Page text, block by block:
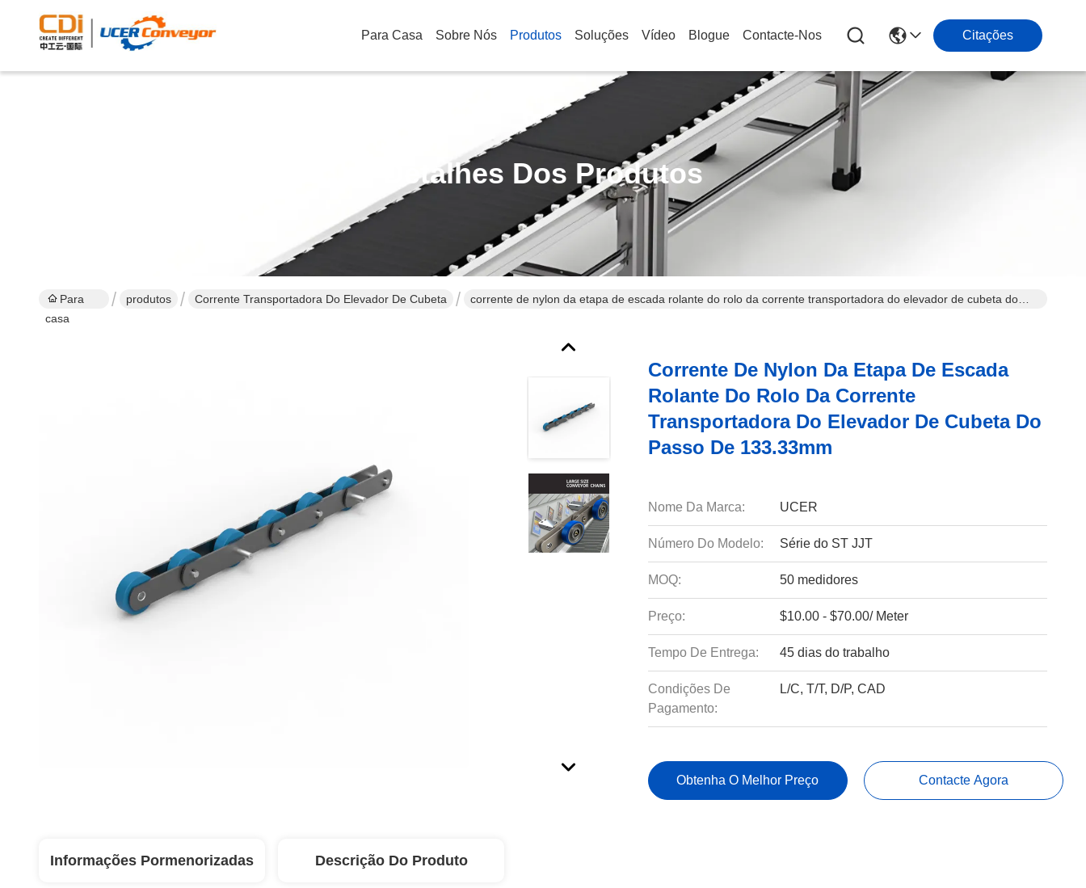
Para Casa Sobre Nós Produtos Soluções Vídeo Blogue Contacte-Nos Citações
Detalhes Dos Produtos
Para
casa
produtos Corrente Transportadora Do Elevador De Cubeta
corrente de nylon da etapa de escada rolante do rolo da corrente transportadora do elevador de cubeta do
Corrente De Nylon Da Etapa De Escada
Rolante Do Rolo Da Corrente
Transportadora Do Elevador De Cubeta Do
Passo De 133.33mm
Nome Da Marca: UCER
Número Do Modelo: Série do ST JJT
MOQ: 50 medidores
Preço: $10.00 - $70.00/ Meter
Tempo De Entrega: 45 dias do trabalho
Condições De
Pagamento:
L/C, T/T, D/P, CAD
Obtenha O Melhor Preço Contacte Agora
Informações Pormenorizadas Descrição Do Produto